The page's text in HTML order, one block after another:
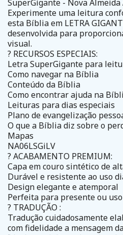
SuperGigante - Nova
Experimente uma leitura
esta Bíblia em LETRA
desenvolvida para
visual.
? RECURSOS ESPECIAIS:
Letra SuperGigante para
Como navegar na Bíblia
Conteúdo da Bíblia
Como encontrar ajuda na
Leituras para dias especiais
Plano de evangelização
O que a Bíblia diz sobre o
Mapas
NA06LSGiLV
? ACABAMENTO PREMIUM:
Capa em couro sintético de
Durável e resistente ao uso
Design elegante e atemporal
Perfeita para presente ou
? TRADUÇÃO :
Tradução cuidadosamente
com fidelidade a mensagem